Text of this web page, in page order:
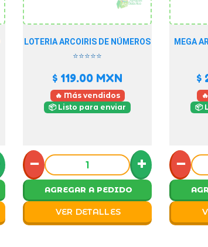
LOTERIA ARCOIRIS DE NÚMEROS
⭐⭐⭐⭐⭐
$ 119.00 MXN
🔥 Más vendidos
📦 Listo para enviar
− +
AGREGAR A PEDIDO
VER DETALLES
MEGA
$
📦
−